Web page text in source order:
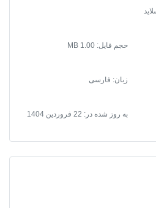
حجم فایل: 1.00 MB
زبان: فارسی
به روز شده در: 22 فروردین 1404